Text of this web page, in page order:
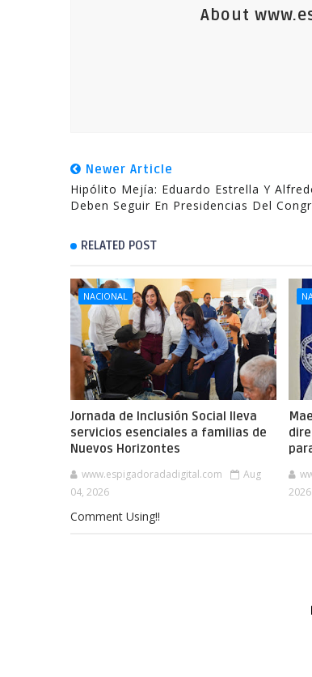
About
Newer Article
Hipólito Mejía: Eduardo Estrella Y
Deben Seguir En Presidencias Del
RELATED POST
NACIONAL
Jornada de Inclusión Social lleva
servicios esenciales a familias de
Nuevos Horizontes
www.espigadoradadigital.com
Aug
04, 2026
2026
Comment Using!!